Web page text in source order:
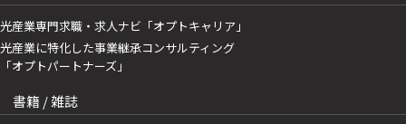
光産業専門求職・求人ナビ「オプトキャリア」
光産業に特化した事業継承コンサルティング
「オプトパートナーズ」
書籍 / 雑誌